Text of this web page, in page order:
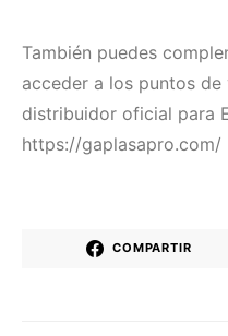
También puedes
acceder a los puntos
distribuidor oficial para
https://gaplasapro.com/
COMPARTIR